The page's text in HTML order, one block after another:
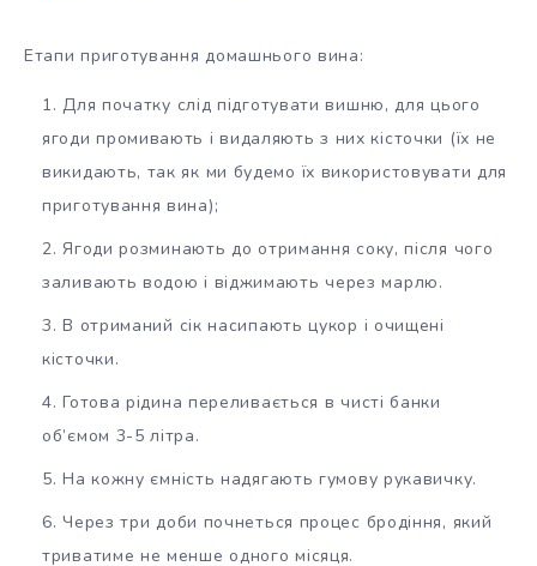
Етапи приготування домашнього вина:
Для початку слід підготувати вишню, для цього
ягоди промивають і видаляють з них кісточки (їх не
викидають, так як ми будемо їх використовувати для
приготування вина);
Ягоди розминають до отримання соку, після чого
заливають водою і віджимають через марлю.
В отриманий сік насипають цукор і очищені
кісточки.
Готова рідина переливається в чисті банки
об’ємом 3-5 літра.
На кожну ємність надягають гумову рукавичку.
Через три доби почнеться процес бродіння, який
триватиме не менше одного місяця.